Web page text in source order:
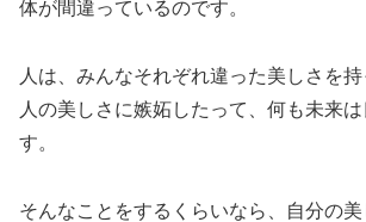
体が間違っているのです。
人は、みんなそれぞれ違った美しさを
人の美しさに嫉妬したって、何も未来
す。
そんなことをするくらいなら、自分の